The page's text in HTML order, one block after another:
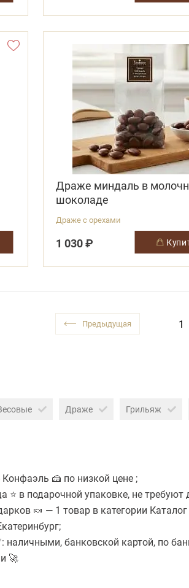
Драже миндаль в
шоколаде
Драже с орехами
1 030 ₽
1
Драже Грильяж
🍰 по низкой цене ;
⭐ в подарочной упаковке, не
🍬 — 1 товар в категории
банковской картой, по
🚀